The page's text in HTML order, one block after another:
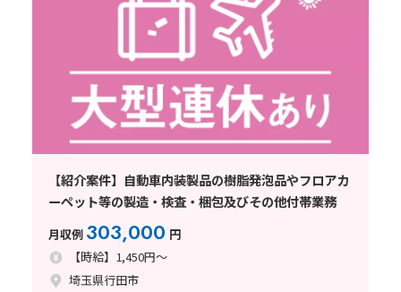
【紹介案件】自動車内装製品の樹脂発泡品やフロアカ
ーペット等の製造・検査・梱包及びその他付帯業務
月収例 303,000 円
【時給】1,450円～
埼玉県行田市